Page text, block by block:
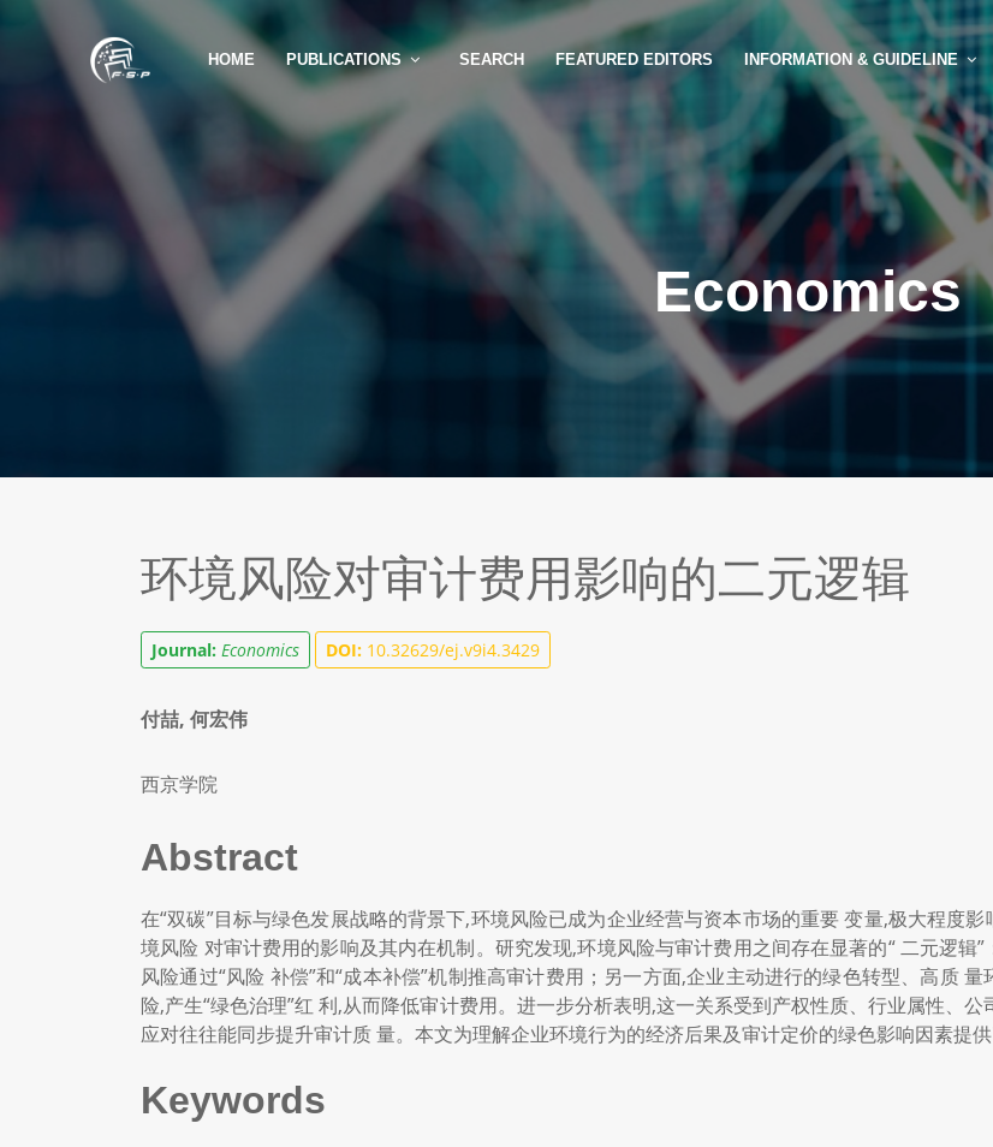
HOME PUBLICATIONS SEARCH FEATURED EDITORS INFORMATION & GUIDELINE
Economics
环境风险对审计费用影响的二元逻辑
Journal: Economics DOI: 10.32629/ej.v9i4.3429
付喆, 何宏伟
西京学院
Abstract
在“双碳”目标与绿色发展战略的背景下,环境风险已成为企业经营与资本市场的重要 变量,极大程度
境风险 对审计费用的影响及其内在机制。研究发现,环境风险与审计费用之间存在显著的“ 二元逻
风险通过“风险 补偿”和“成本补偿”机制推高审计费用；另一方面,企业主动进行的绿色转型、高质
险,产生“绿色治理”红 利,从而降低审计费用。进一步分析表明,这一关系受到产权性质、行业属性、
应对往往能同步提升审计质 量。本文为理解企业环境行为的经济后果及审计定价的绿色影响因素提供
Keywords